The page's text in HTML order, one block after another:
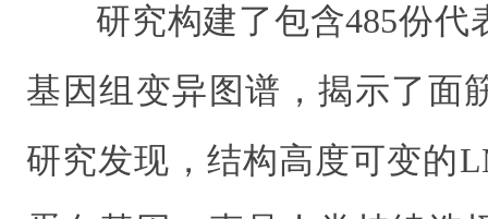
研究构建了包含485份代
基因组变异图谱，揭示了面
研究发现，结构高度可变的